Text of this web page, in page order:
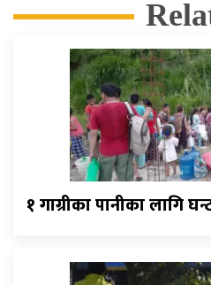
१ गाग्रीका पानीका लागि